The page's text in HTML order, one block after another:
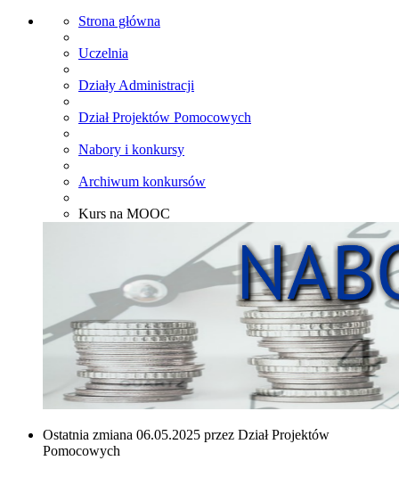
Strona główna
Uczelnia
Działy Administracji
Dział Projektów Pomocowych
Nabory i konkursy
Archiwum konkursów
Kurs na MOOC
Ostatnia zmiana 06.05.2025 przez Dział Projektów
Pomocowych